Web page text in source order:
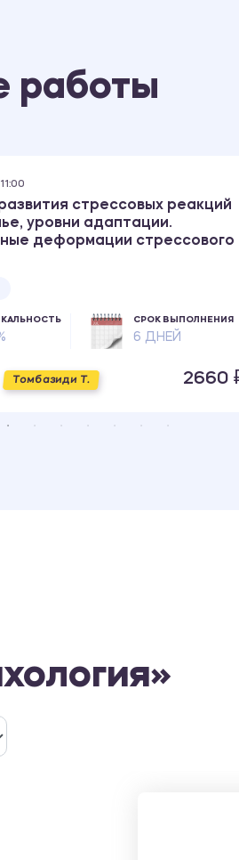
работы
стрессовых реакций
уровни адаптации.
деформации стрессового
СРОК ВЫПОЛНЕНИЯ
6 ДНЕЙ
Томбазиди Т. 2660